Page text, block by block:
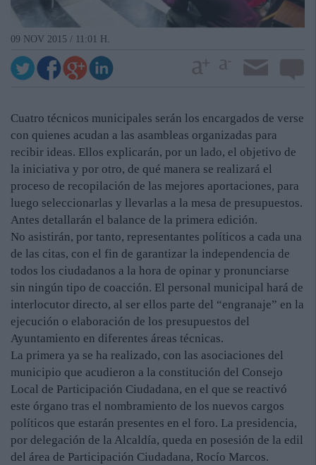
09 NOV 2015 / 11:01 H.
Cuatro técnicos municipales serán los encargados de verse
con quienes acudan a las asambleas organizadas para
recibir ideas. Ellos explicarán, por un lado, el objetivo de
la iniciativa y por otro, de qué manera se realizará el
proceso de recopilación de las mejores aportaciones, para
luego seleccionarlas y llevarlas a la mesa de presupuestos.
Antes detallarán el balance de la primera edición.
No asistirán, por tanto, representantes políticos a cada una
de las citas, con el fin de garantizar la independencia de
todos los ciudadanos a la hora de opinar y pronunciarse
sin ningún tipo de coacción. El personal municipal hará de
interlocutor directo, al ser ellos parte del “engranaje” en la
ejecución o elaboración de los presupuestos del
Ayuntamiento en diferentes áreas técnicas.
La primera ya se ha realizado, con las asociaciones del
municipio que acudieron a la constitución del Consejo
Local de Participación Ciudadana, en el que se reactivó
este órgano tras el nombramiento de los nuevos cargos
políticos que estarán presentes en el foro. La presidencia,
por delegación de la Alcaldía, queda en posesión de la edil
del área de Participación Ciudadana, Rocío Marcos.